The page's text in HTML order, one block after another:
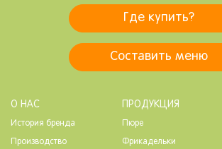
Где купить?
Составить меню
О НАС
История бренда
Производство
ПРОДУКЦИЯ
Пюре
Фрикадельки